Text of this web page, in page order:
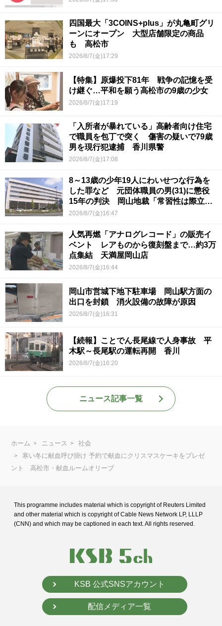
四国最大「3COINS+plus」が丸亀町グリ
ーンにオープン 大型店舗限定の商品
も 高松市
2026/8/7(金)17:29
【特集】原爆投下81年 戦争の記憶を受
け継ぐ…平和を願う高松市の9歳の少女
2026/8/7(金)17:19
「入所者が暴れている」高齢者向け住宅
で職員を包丁で突く 傷害の疑いで79歳
男を現行犯逮捕 香川県警
2026/8/7(金)17:08
8～13歳の少年19人にわいせつな行為を
した罪など 元団体職員の男(31)に懲役
15年の判決 岡山地裁「常習性は際立っ
ていて被害結果も非常に重い」
2026/8/7(金)16:47
人気再燃「アナログレコード」の販売イ
ベント レアものから復刻盤まで…約3万
点集結 天満屋岡山店
2026/8/7(金)16:44
岡山市営城下地下駐車場 岡山駅方面の
出口を封鎖 消火設備の故障が原因
2026/8/7(金)16:31
【続報】ことでん長尾線で人身事故 平
木駅～長尾駅の運転再開 香川
2026/8/7(金)16:20
ニュース記事一覧
ホーム ニュース
社会
寒い冬に献血呼び掛け 予約で献血にクリスマスケーキをプレゼ
ント 高松市・献血ルームオリーブ
This programme includes material which is copyright of Reuters Limited
and other material which is copyright of Cable News Network LP, LLLP
(CNN) and which may be captioned in each text. All rights reserved.
KSB 公式SNSアカウント
配信メディア一覧